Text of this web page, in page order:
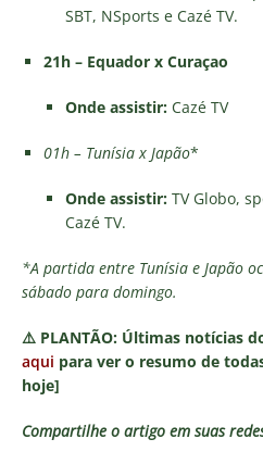
SBT, NSports e Cazé TV.
21h – Equador x Curaçao
Onde assistir: Cazé TV
01h – Tunísia x Japão*
Onde assistir: TV Globo,
Cazé TV.
*A partida entre Tunísia e Japão
sábado para domingo.
⚠️ PLANTÃO: Últimas notícias
aqui para ver o resumo de
hoje]
Compartilhe o artigo em suas